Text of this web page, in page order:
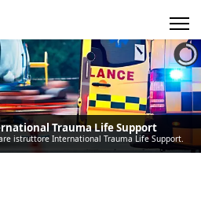
Trauma Life Support
istruttore International Trauma Life Support.